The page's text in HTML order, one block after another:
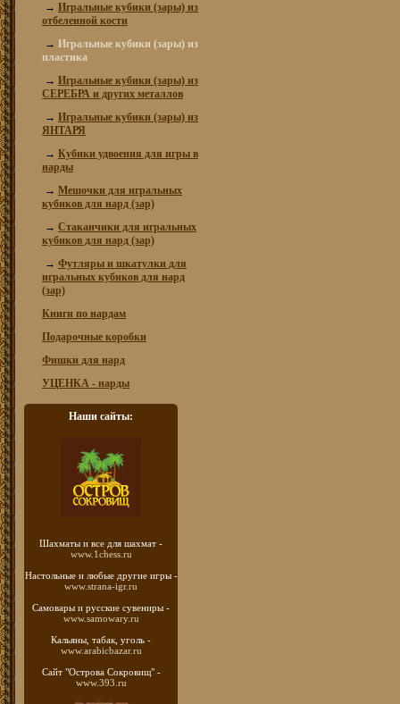
→ Игральные кубики (зары) из
отбеленной кости
→ Игральные кубики (зары) из
пластика
→ Игральные кубики (зары) из
СЕРЕБРА и других металлов
→ Игральные кубики (зары) из
ЯНТАРЯ
→ Кубики удвоения для игры в
нарды
→ Мешочки для игральных
кубиков для нард (зар)
→ Стаканчики для игральных
кубиков для нард (зар)
→ Футляры и шкатулки для
игральных кубиков для нард
(зар)
Книги по нардам
Подарочные коробки
Фишки для нард
УЦЕНКА - нарды
Наши сайты:
Шахматы и все для шахмат -
www.1chess.ru
Настольные и любые другие игры -
www.strana-igr.ru
Самовары и русские сувениры -
www.samowary.ru
Кальяны, табак, уголь -
www.arabicbazar.ru
Сайт "Острова Сокровищ" -
www.393.ru